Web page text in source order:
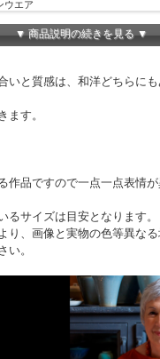
ウエア
用。
いはこちらからご覧いただけます
▼ 商品説明の続きを見る ▼
いと質感は、和洋どちらに
ます。
作品ですので一点一点表情が
るサイズは目安となります。
り、画像と実物の色等異なる
い。